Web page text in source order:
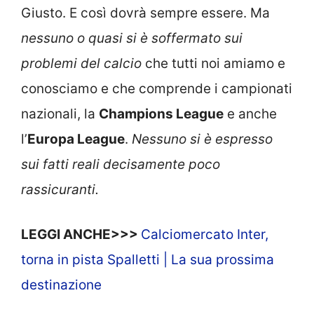
Giusto. E così dovrà sempre essere. Ma
nessuno o quasi si è soffermato sui
problemi del calcio che tutti noi amiamo e
conosciamo e che comprende i campionati
nazionali, la Champions League e anche
l’Europa League. Nessuno si è espresso
sui fatti reali decisamente poco
rassicuranti.
LEGGI ANCHE>>> Calciomercato Inter,
torna in pista Spalletti | La sua prossima
destinazione